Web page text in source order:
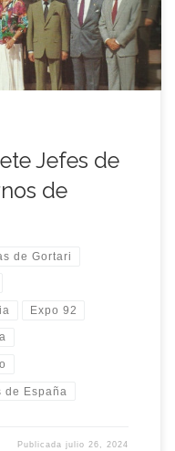
Jefes de
de
de Gortari
Expo 92
de España
Publicadajulio 26, 2024